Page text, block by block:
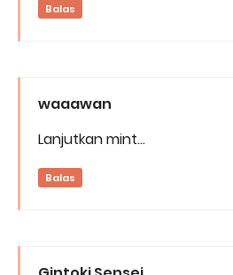
Balas
waaawan
Lanjutkan mint...
Balas